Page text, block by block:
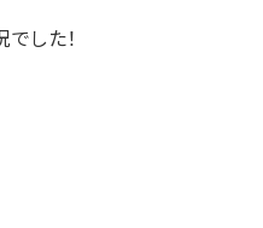
した！